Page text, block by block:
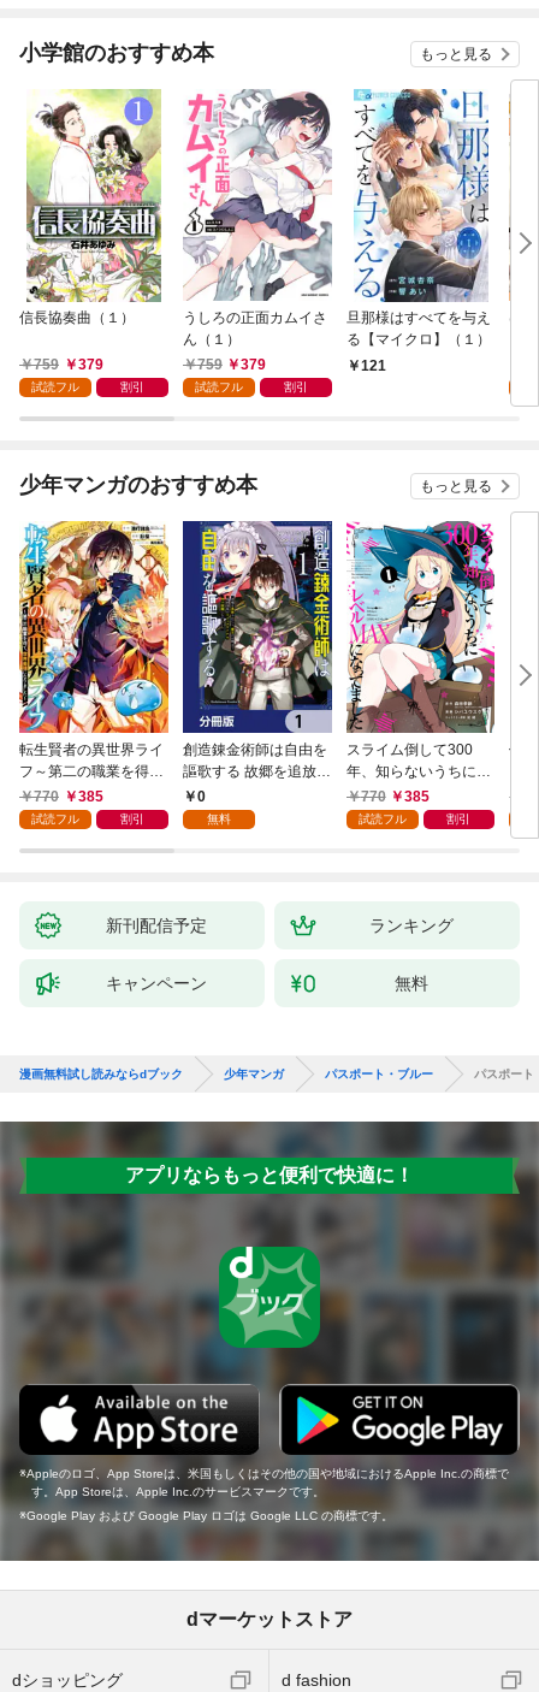
小学館のおすすめ本 もっと見る
信長協奏曲（１）
759 379
試読フル 割引
うしろの正面カムイさ
ん（１）
759
379
試読フル 割引
旦那様はすべてを与え
る【マイクロ】（１）
121
は
少年マンガのおすすめ本 もっと見る
転生賢者の異世界ライ
フ～第二の職業を得
て、世界最強になりま
した～ 1巻
770 385
試読フル 割引
創造錬金術師は自由を
謳歌する 故郷を追放さ
れたら、魔王のお膝元
で超絶効果のマジック
0
無料
スライム倒して300
年、知らないうちにレ
ベルMAXになってまし
た 1巻
770 385
試読フル 割引
信
新刊配信予定 ランキング
キャンペーン 無料
漫画無料試し読みならdブック 少年マンガ パスポート・ブルー パスポート
アプリならもっと便利で快適に！
Appleのロゴ、App Storeは、米国もしくはその他の国や地域におけるApple Inc.の商標で
す。App Storeは、Apple Inc.のサービスマークです。
Google Play および Google Play ロゴは Google LLC の商標です。
dマーケットストア
dショッピング d fashion